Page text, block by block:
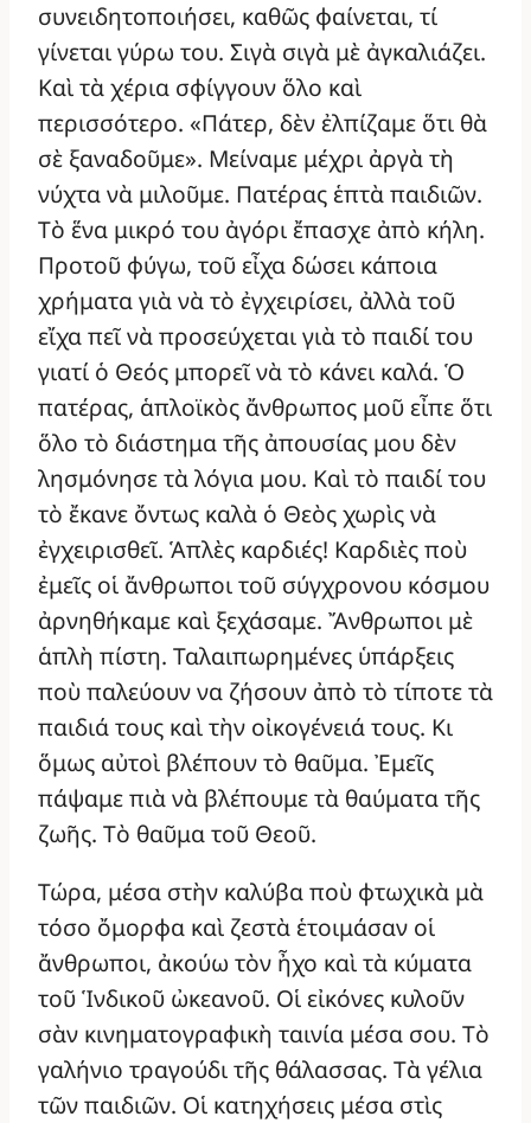
συνειδητοποιήσει, καθῶς φαίνεται, τί
γίνεται γύρω του. Σιγὰ σιγὰ μὲ ἀγκαλιάζει.
Καὶ τὰ χέρια σφίγγουν ὅλο καὶ
περισσότερο. «Πάτερ, δὲν ἐλπίζαμε ὅτι θὰ
σὲ ξαναδοῦμε». Μείναμε μέχρι ἀργὰ τὴ
νύχτα νὰ μιλοῦμε. Πατέρας ἑπτὰ παιδιῶν.
Τὸ ἕνα μικρό του ἀγόρι ἔπασχε ἀπὸ κήλη.
Προτοῦ φύγω, τοῦ εἶχα δώσει κάποια
χρήματα γιὰ νὰ τὸ ἐγχειρίσει, ἀλλὰ τοῦ
εἴχα πεῖ νὰ προσεύχεται γιὰ τὸ παιδί του
γιατί ὁ Θεός μπορεῖ νὰ τὸ κάνει καλά. Ὁ
πατέρας, ἁπλοϊκὸς ἄνθρωπος μοῦ εἶπε ὅτι
ὅλο τὸ διάστημα τῆς ἀπουσίας μου δὲν
λησμόνησε τὰ λόγια μου. Καὶ τὸ παιδί του
τὸ ἔκανε ὄντως καλὰ ὁ Θεὸς χωρὶς νὰ
ἐγχειρισθεῖ. Ἁπλὲς καρδιές! Καρδιὲς ποὺ
ἐμεῖς οἱ ἄνθρωποι τοῦ σύγχρονου κόσμου
ἀρνηθήκαμε καὶ ξεχάσαμε. Ἄνθρωποι μὲ
ἁπλὴ πίστη. Ταλαιπωρημένες ὑπάρξεις
ποὺ παλεύουν να ζήσουν ἀπὸ τὸ τίποτε τὰ
παιδιά τους καὶ τὴν οἰκογένειά τους. Κι
ὅμως αὐτοὶ βλέπουν τὸ θαῦμα. Ἐμεῖς
πάψαμε πιὰ νὰ βλέπουμε τὰ θαύματα τῆς
ζωῆς. Τὸ θαῦμα τοῦ Θεοῦ.
Τώρα, μέσα στὴν καλύβα ποὺ φτωχικὰ μὰ
τόσο ὄμορφα καὶ ζεστὰ ἑτοιμάσαν οἱ
ἄνθρωποι, ἀκούω τὸν ἦχο καὶ τὰ κύματα
τοῦ Ἱνδικοῦ ὠκεανοῦ. Οἱ εἰκόνες κυλοῦν
σὰν κινηματογραφικὴ ταινία μέσα σου. Τὸ
γαλήνιο τραγούδι τῆς θάλασσας. Τὰ γέλια
τῶν παιδιῶν. Οἱ κατηχήσεις μέσα στὶς